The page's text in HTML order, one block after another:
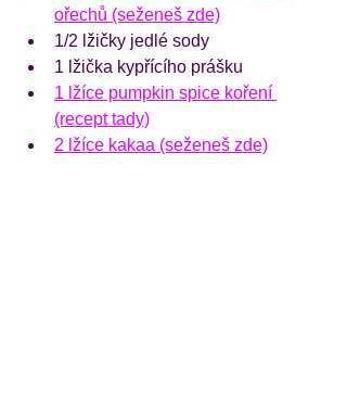
ořechů (seženeš zde)
1/2 lžičky jedlé sody
1 lžička kypřícího prášku
1 lžíce pumpkin spice koření
(recept tady)
2 lžíce kakaa (seženeš zde)